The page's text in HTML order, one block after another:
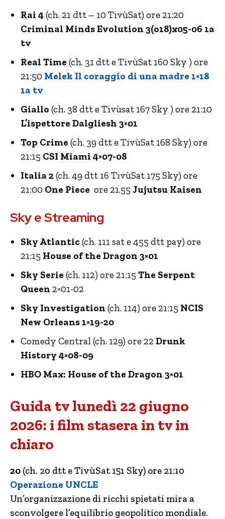
Rai 4(ch. 21 dtt – 10 TivùSat) ore 21:20
Criminal Minds Evolution 3(o18)x05-06 1a
tv
Real Time (ch. 31 dtt e TivùSat 160 Sky ) ore
21:50 Melek Il coraggio di una madre 1×18
1a tv
Giallo (ch. 38 dtt e Tivùsat 167 Sky ) ore 21:10
L’ispettore Dalgliesh 3×01
Top Crime (ch. 39 dtt e TivùSat 168 Sky) ore
21:15 CSI Miami 4×07-08
Italia 2(ch. 49 dtt 16 TivùSat 175 Sky) ore
21:00 One Piece ore 21.55 Jujutsu Kaisen
Sky e Streaming
Sky Atlantic (ch. 111 sat e 455 dtt pay) ore
21:15 House of the Dragon 3×01
Sky Serie (ch. 112) ore 21:15 The Serpent
Queen 2×01-02
Sky Investigation (ch. 114) ore 21:15 NCIS
New Orleans 1×19-20
Comedy Central (ch. 129) ore 22 Drunk
History 4×08-09
HBO Max: House of the Dragon 3×01
Guida tv lunedì 22 giugno
2026: i film stasera in tv in
chiaro
20 (ch. 20 dtt e TivùSat 151 Sky) ore 21:10
Operazione UNCLE
Un’organizzazione di ricchi spietati mira a
sconvolgere l’equilibrio geopolitico mondiale.